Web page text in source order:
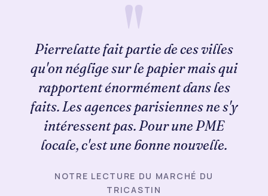
Pierrelatte fait partie de ces villes
qu'on néglige sur le papier mais qui
rapportent énormément dans les
faits. Les agences parisiennes ne s'y
intéressent pas. Pour une PME
locale, c'est une bonne nouvelle.
NOTRE LECTURE DU MARCHÉ DU
TRICASTIN